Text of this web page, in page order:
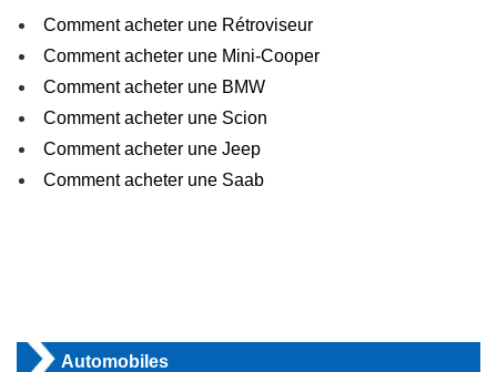
Comment acheter une Rétroviseur
Comment acheter une Mini-Cooper
Comment acheter une BMW
Comment acheter une Scion
Comment acheter une Jeep
Comment acheter une Saab
Automobiles